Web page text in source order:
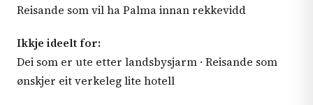
Reisande som vil ha Palma innan rekkevidd
Ikkje ideelt for:
Dei som er ute etter landsbysjarm · Reisande som
ønskjer eit verkeleg lite hotell